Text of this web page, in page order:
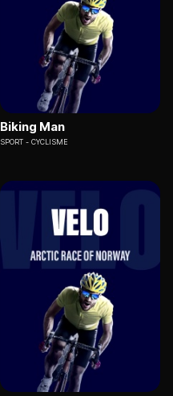
Biking Man
SPORT CYCLISME